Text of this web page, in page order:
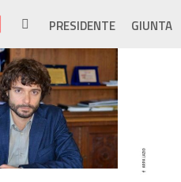
PRESIDENTE GIUNTA